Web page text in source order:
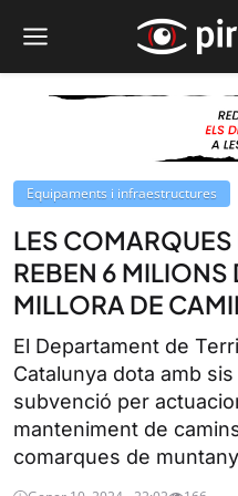
Equipaments i infraestructures
LES
REBEN 6 MILIONS
MILLORA DE
El Departament de
Catalunya dota amb
subvenció per
manteniment de
comarques de